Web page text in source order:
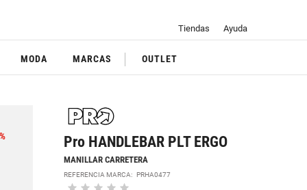
Tiendas Ayuda
MODA MARCAS OUTLET
Pro HANDLEBAR PLT ERGO
MANILLAR CARRETERA
REFERENCIA MARCA:PRHA0477
%